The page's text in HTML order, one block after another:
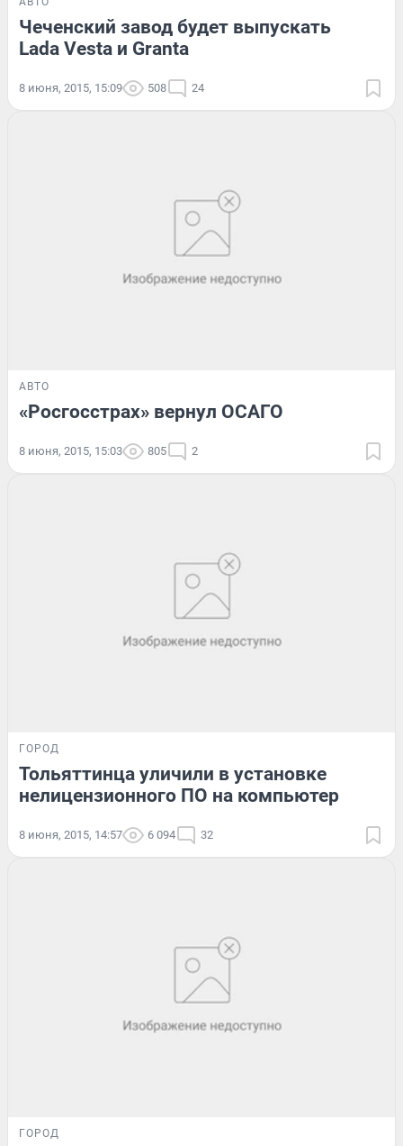
Чеченский завод будет выпускать
Lada Vesta и Granta
8 июня, 2015, 15:09 508 24
АВТО
«Росгосстрах» вернул ОСАГО
8 июня, 2015, 15:03 805 2
ГОРОД
Тольяттинца уличили в установке
нелицензионного ПО на компьютер
8 июня, 2015, 14:57 6 094 32
ГОРОД